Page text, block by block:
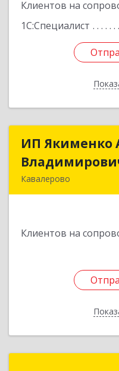
Клиентов на
1С:Специалист
ИП Якименко
Кавалерово
Клиентов на
ИП